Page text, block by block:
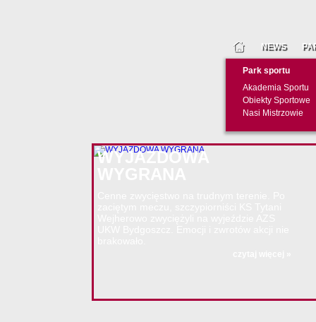
NEWS
Park sportu
Akademia Sportu
Obiekty Sportowe
Nasi Mistrzowie
WYJAZDOWA